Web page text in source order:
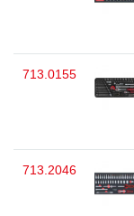
713.0155
713.2046